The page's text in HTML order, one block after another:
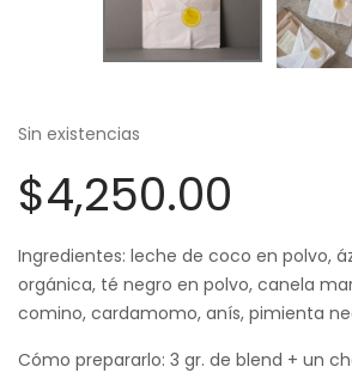
Sin existencias
$4,250.00
Ingredientes: leche de coco en polvo,
orgánica, té negro en polvo, canela
comino, cardamomo, anís, pimienta
Cómo prepararlo: 3 gr. de blend + un